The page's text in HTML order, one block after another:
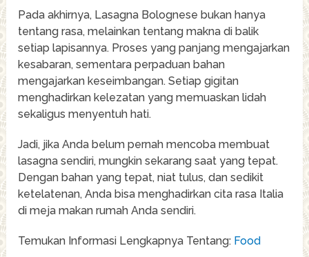
Pada akhirnya, Lasagna Bolognese bukan hanya
tentang rasa, melainkan tentang makna di balik
setiap lapisannya. Proses yang panjang mengajarkan
kesabaran, sementara perpaduan bahan
mengajarkan keseimbangan. Setiap gigitan
menghadirkan kelezatan yang memuaskan lidah
sekaligus menyentuh hati.
Jadi, jika Anda belum pernah mencoba membuat
lasagna sendiri, mungkin sekarang saat yang tepat.
Dengan bahan yang tepat, niat tulus, dan sedikit
ketelatenan, Anda bisa menghadirkan cita rasa Italia
di meja makan rumah Anda sendiri.
Temukan Informasi Lengkapnya Tentang: Food